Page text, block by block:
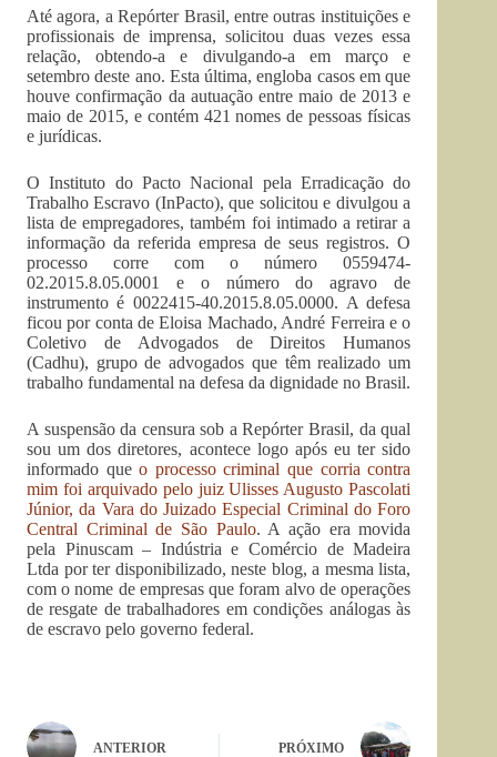
Até agora, a Repórter Brasil, entre outras instituições e
profissionais de imprensa, solicitou duas vezes essa
relação, obtendo-a e divulgando-a em março e
setembro deste ano. Esta última, engloba casos em que
houve confirmação da autuação entre maio de 2013 e
maio de 2015, e contém 421 nomes de pessoas físicas
e jurídicas.
O Instituto do Pacto Nacional pela Erradicação do
Trabalho Escravo (InPacto), que solicitou e divulgou a
lista de empregadores, também foi intimado a retirar a
informação da referida empresa de seus registros. O
processo corre com o número 0559474-
02.2015.8.05.0001 e o número do agravo de
instrumento é 0022415-40.2015.8.05.0000. A defesa
ficou por conta de Eloisa Machado, André Ferreira e o
Coletivo de Advogados de Direitos Humanos
(Cadhu), grupo de advogados que têm realizado um
trabalho fundamental na defesa da dignidade no Brasil.
A suspensão da censura sob a Repórter Brasil, da qual
sou um dos diretores, acontece logo após eu ter sido
informado queo processo criminal que corria contra
mim foi arquivado pelo juiz Ulisses Augusto Pascolati
Júnior, da Vara do Juizado Especial Criminal do Foro
Central Criminal de São Paulo. A ação era movida
pela Pinuscam – Indústria e Comércio de Madeira
Ltda por ter disponibilizado, neste blog, a mesma lista,
com o nome de empresas que foram alvo de operações
de resgate de trabalhadores em condições análogas às
de escravo pelo governo federal.
ANTERIOR PRÓXIMO